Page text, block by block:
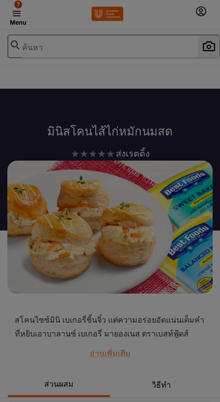
Menu
?
ค้นหา
มินิสโคนไส้ไก่หมักนมสด
ไม่มี
การ
ให้
คะแนน
สำหรับ
recipe
นี้
ส่งเรตติ้ง
สโคนไซซ์มินิ เบเกอรี่ชิ้นจิ๋ว แต่ความอร่อยอัดแน่นเต็มคำ
ที่หยิบเอาบาลานซ์ เบเกอรี่ มายองเนส ตราเบสท์ฟู้ดส์
เข้าไปช่วยผสานไส้ให้ไส้ไก่หมักนมสดเข้ากันได้ดี และปิด
ท้ายด้วยสวีท เบเกอรี่ มายองเนส ตราเบสท์ฟู้ดส์ ที่เหมาะ
ได้เส้นมายองเนสที่เส้นสวย เงางาม มีรสหวานนิด ๆ แถมยัง
อ่านเพิ่มเติม
ส่วนผสม วิธีทำ